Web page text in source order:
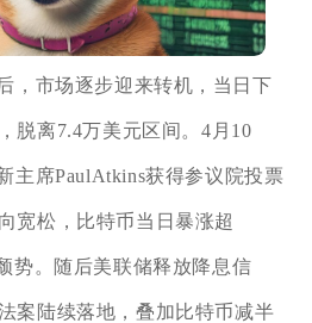
，市场逐步迎来转机，当日下
脱离7.4万美元区间。4月10
主席PaulAtkins获得参议院投票
宽松，比特币当日暴涨超
势。随后美联储释放降息信
案陆续落地，叠加比特币减半